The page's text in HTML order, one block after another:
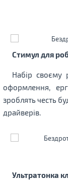
Стимул для
Набір своєму
оформлення,
зроблять честь
драйверів.
Ультратонка